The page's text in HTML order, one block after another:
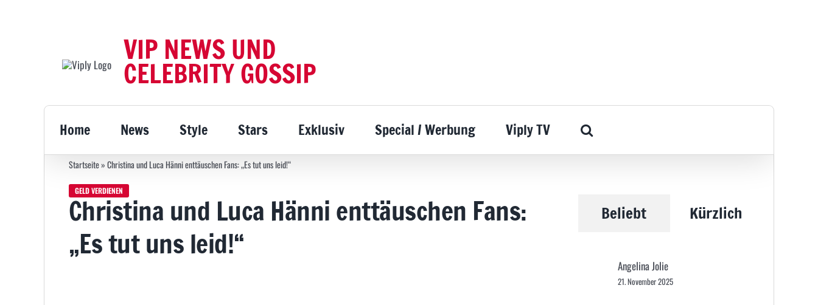
VIP NEWS UND
CELEBRITY GOSSIP
Home News Style Stars Exklusiv Special / Werbung Viply TV
Startseite»Christina und Luca Hänni enttäuschen Fans: „Es tut uns leid!“
GELD VERDIENEN
Christina und Luca Hänni enttäuschen Fans:
„Es tut uns leid!“
Beliebt Kürzlich
Angelina Jolie
21. November 2025